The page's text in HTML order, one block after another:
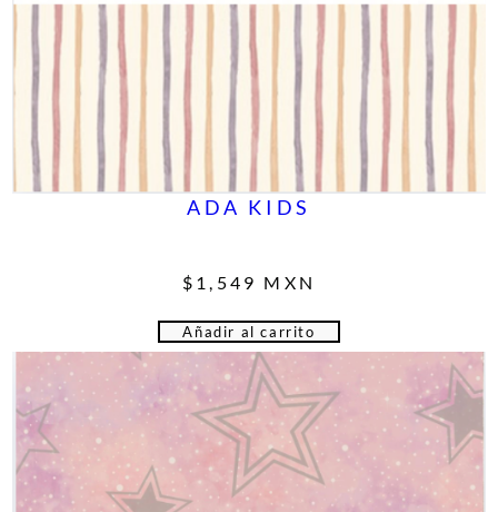
ADA KIDS
$ 1,549 MXN
Añadir al carrito